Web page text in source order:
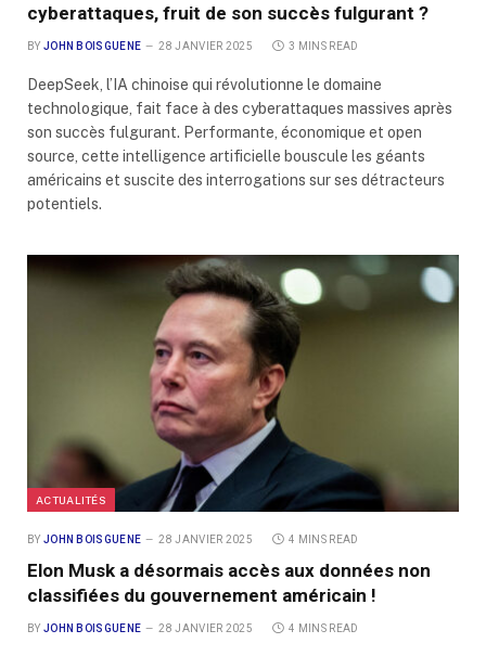
cyberattaques, fruit de son succès fulgurant ?
BY JOHN BOISGUENE 28 JANVIER 2025 3 MINS READ
DeepSeek, l’IA chinoise qui révolutionne le domaine
technologique, fait face à des cyberattaques massives après
son succès fulgurant. Performante, économique et open
source, cette intelligence artificielle bouscule les géants
américains et suscite des interrogations sur ses détracteurs
potentiels.
ACTUALITÉS
BY JOHN BOISGUENE 28 JANVIER 2025 4 MINS READ
Elon Musk a désormais accès aux données non
classifiées du gouvernement américain !
BY JOHN BOISGUENE 28 JANVIER 2025 4 MINS READ